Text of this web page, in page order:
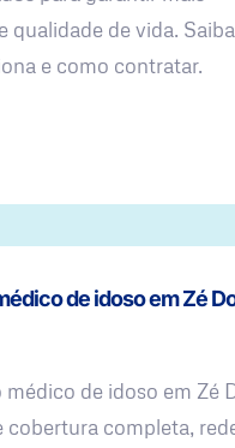
qualidade de vida. Saiba
e como contratar.
de idoso em Zé
de idoso em Zé
cobertura completa,